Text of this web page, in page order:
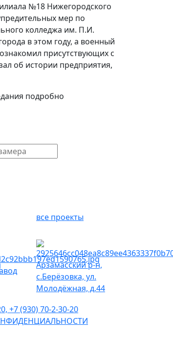
№18 Нижегородского
мер по
колледжа им. П.И.
в этом году, а военный
присутствующих с
об истории предприятия,
подробно
все проекты
Арзамасский р-н,
с.Берёзовка, ул.
Молодёжная, д.44
+7 (930) 70-2-30-20